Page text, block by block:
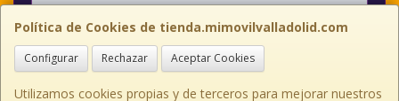
Política de Cookies de tienda.mimovilvalladolid.com
Configurar Rechazar Aceptar Cookies
Utilizamos cookies propias y de terceros para mejorar nuestros
10:00/14:00 y 17:00/20:30
C/JUAN MARTINEZ VILLERGAS nº 11, 47014, Valladolid, España. - Tfno:
983713465